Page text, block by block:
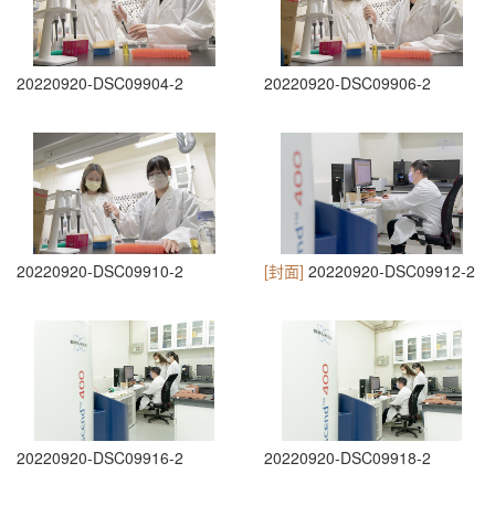
20220920-DSC09904-2 20220920-DSC09906-2
20220920-DSC09910-2 [封面] 20220920-DSC09912-2
20220920-DSC09916-2 20220920-DSC09918-2